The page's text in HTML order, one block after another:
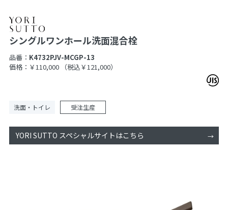
シングルワンホール洗面混合栓
品番： K4732PJV-MCGP-13
価格：￥110,000
（税込￥121,000）
洗面・トイレ 受注生産
YORI SUTTO スペシャルサイトはこちら